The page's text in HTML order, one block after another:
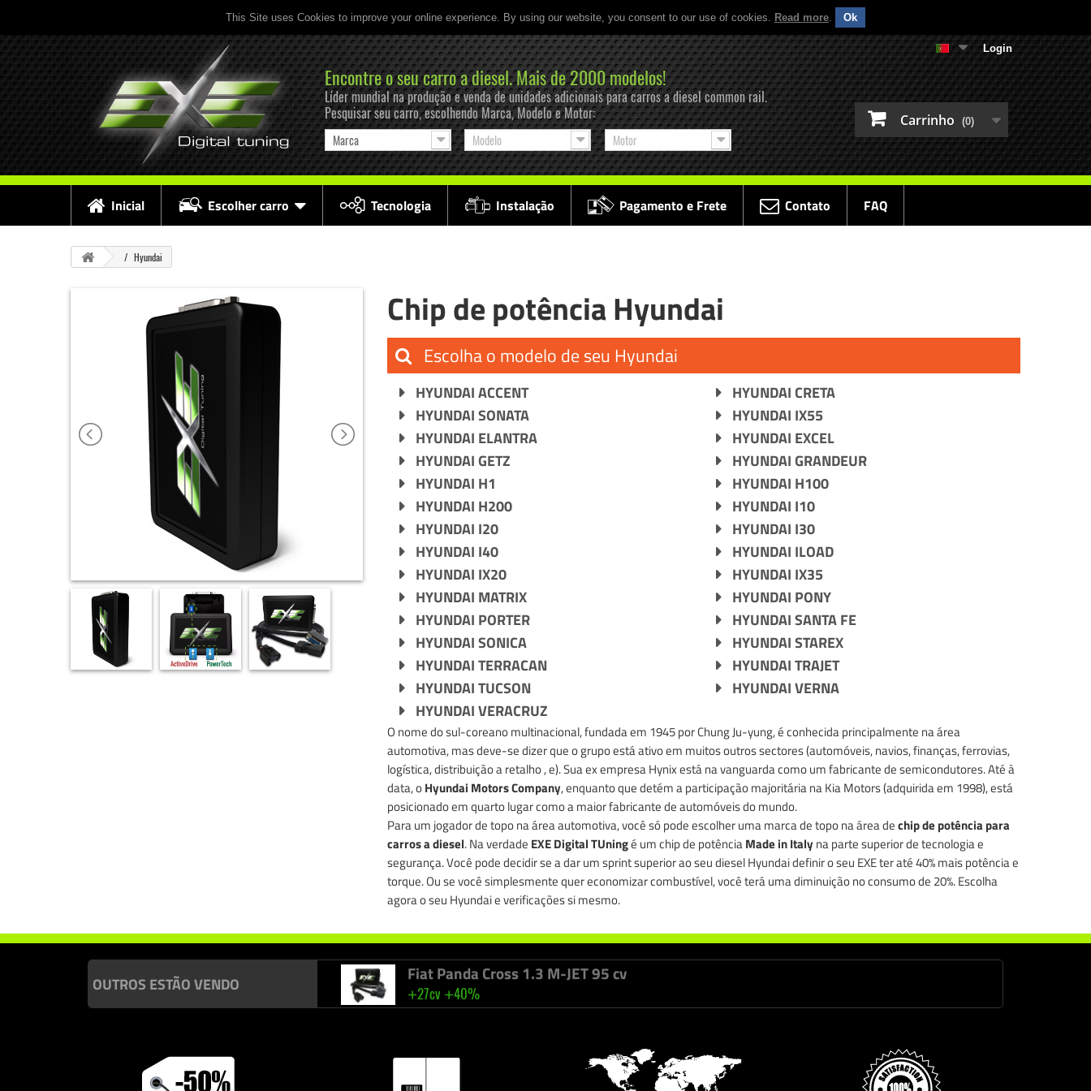
This Site uses Cookies to improve your online experience. By using our website, you consent to our use of cookies. Read more. Ok
Login
Carrinho (0)
Encontre o seu carro a diesel. Mais de 2000 modelos!
Líder mundial na produção e venda de unidades adicionais para carros a diesel common rail.
Pesquisar seu carro, escolhendo Marca, Modelo e Motor:
Marca Modelo Motor
Inicial Escolher carro Tecnologia Instalação Pagamento e Frete Contato FAQ
Hyundai
Chip de potência Hyundai
Escolha o modelo de seu Hyundai
HYUNDAI ACCENT
HYUNDAI CRETA
HYUNDAI SONATA
HYUNDAI IX55
HYUNDAI ELANTRA
HYUNDAI EXCEL
HYUNDAI GETZ
HYUNDAI GRANDEUR
HYUNDAI H1
HYUNDAI H100
HYUNDAI H200
HYUNDAI I10
HYUNDAI I20
HYUNDAI I30
HYUNDAI I40
HYUNDAI ILOAD
HYUNDAI IX20
HYUNDAI IX35
HYUNDAI MATRIX
HYUNDAI PONY
HYUNDAI PORTER
HYUNDAI SANTA FE
HYUNDAI SONICA
HYUNDAI STAREX
HYUNDAI TERRACAN
HYUNDAI TRAJET
HYUNDAI TUCSON
HYUNDAI VERNA
HYUNDAI VERACRUZ
O nome do sul-coreano multinacional, fundada em 1945 por Chung Ju-yung, é conhecida principalmente na área
automotiva, mas deve-se dizer que o grupo está ativo em muitos outros sectores (automóveis, navios, finanças, ferrovias,
logística, distribuição a retalho , e). Sua ex empresa Hynix está na vanguarda como um fabricante de semicondutores. Até à
data, oHyundai Motors Company, enquanto que detém a participação majoritária na Kia Motors (adquirida em 1998), está
posicionado em quarto lugar como a maior fabricante de automóveis do mundo.
Para um jogador de topo na área automotiva, você só pode escolher uma marca de topo na área dechip de potência para
carros a diesel. Na verdade EXE Digital TUningé um chip de potênciaMade in Italy na parte superior de tecnologia e
segurança. Você pode decidir se a dar um sprint superior ao seu diesel Hyundai definir o seu EXE ter até 40% mais potência e
torque. Ou se você simplesmente quer economizar combustível, você terá uma diminuição no consumo de 20%. Escolha
agora o seu Hyundai e verificações si mesmo.
OUTROS ESTÃO VENDO
Ford Fusion 1.4 TDCI 68 cv
+25cv+42nm
Mercedes Sprinter 418 CDI 184 cv
Fiat Panda Cross 1.3 M-JET 95 cv
+27cv +40%
Renault Symbol 1.5 DCI 100 cv